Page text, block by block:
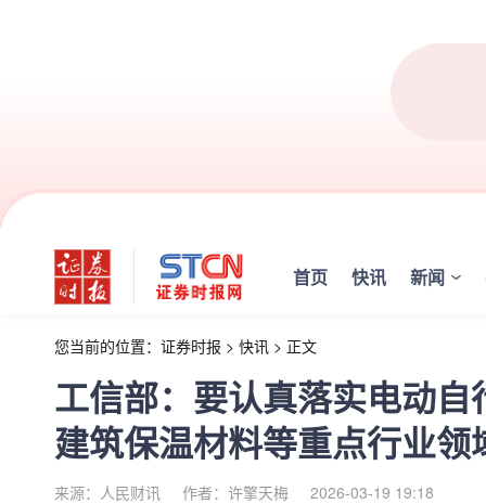
首页 快讯 新闻
您当前的位置： 证券时报 > 快讯 > 正文
工信部：要认真落实电动
建筑保温材料等重点行业
来源：人民财讯 作者：许擎天梅 2026-03-19 19:18